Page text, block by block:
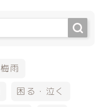
梅雨
困る・泣く